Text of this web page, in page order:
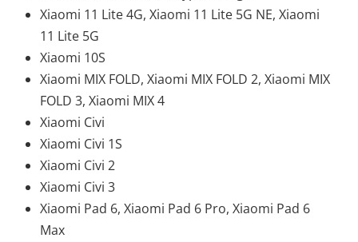
Xiaomi 11 Lite 4G, Xiaomi 11 Lite 5G NE, Xiaomi
11 Lite 5G
Xiaomi 10S
Xiaomi MIX FOLD, Xiaomi MIX FOLD 2, Xiaomi MIX
FOLD 3, Xiaomi MIX 4
Xiaomi Civi
Xiaomi Civi 1S
Xiaomi Civi 2
Xiaomi Civi 3
Xiaomi Pad 6, Xiaomi Pad 6 Pro, Xiaomi Pad 6
Max